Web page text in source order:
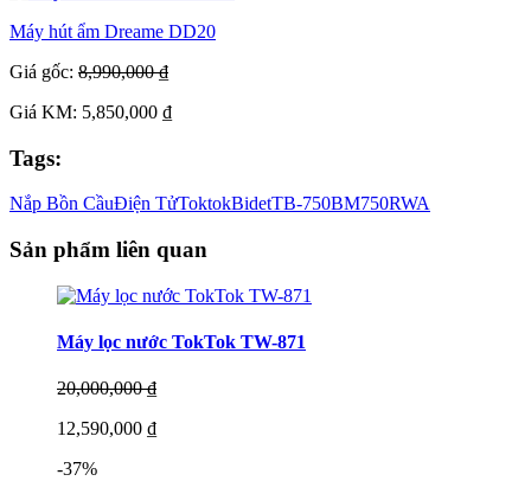
Máy hút ẩm Dreame DD20
Giá gốc: 8,990,000 ₫
Giá KM: 5,850,000 ₫
Tags:
Nắp Bồn CầuĐiện TửToktokBidetTB-750BM750RWA
Sản phẩm liên quan
Máy lọc nước TokTok TW-871
20,000,000 ₫
12,590,000 ₫
-37%